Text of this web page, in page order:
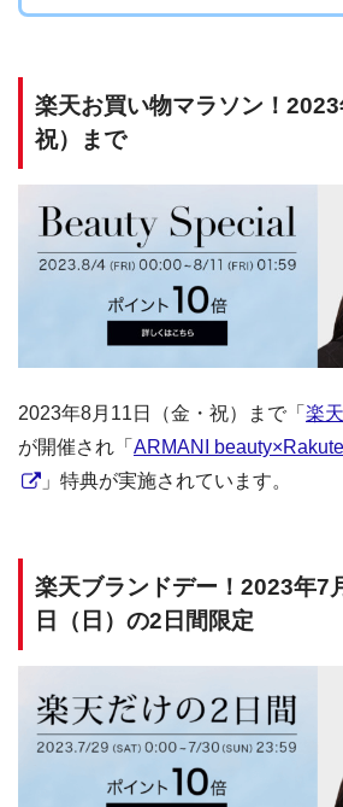
楽天お買い物マラソン！2023
祝）まで
2023年8月11日（金・祝）まで「 楽
が開催され「 ARMANI
」特典が実施されています。
楽天ブランドデー！2023年7
日（日）の2日間限定